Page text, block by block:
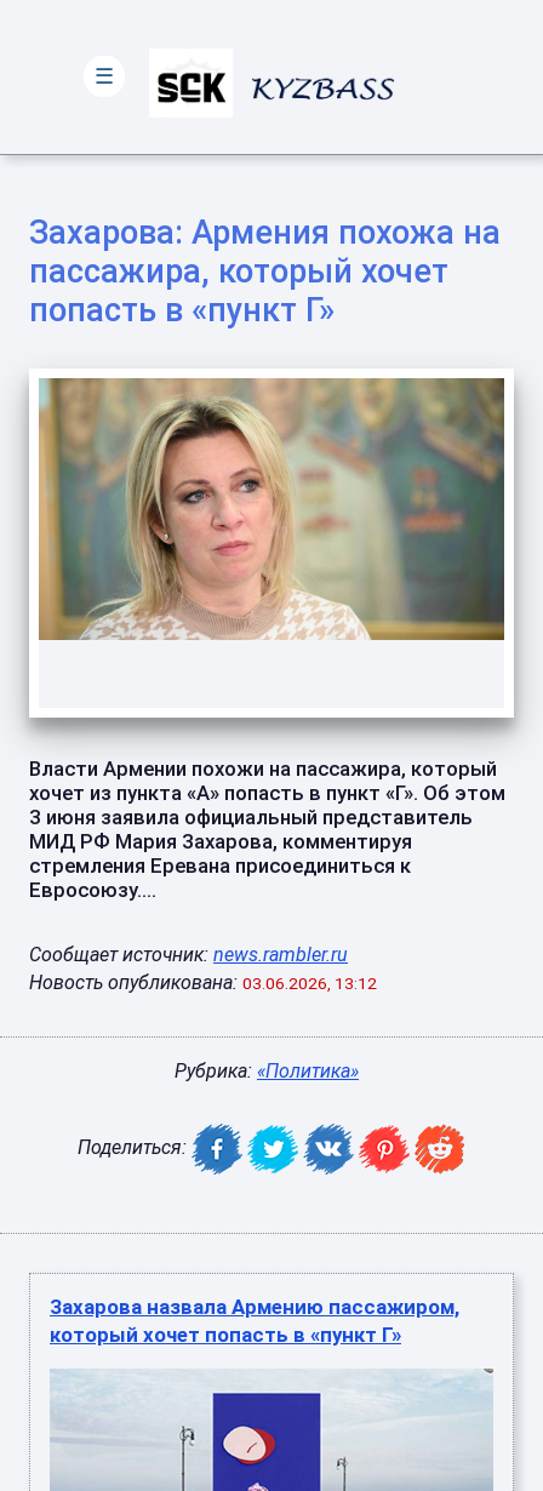
Захарова: Армения похожа на
пассажира, который хочет
попасть в «пункт Г»
Власти Армении похожи на пассажира, который
хочет из пункта «А» попасть в пункт «Г». Об этом
3 июня заявила официальный представитель
МИД РФ Мария Захарова, комментируя
стремления Еревана присоединиться к
Евросоюзу....
Сообщает источник: news.rambler.ru
Новость опубликована: 03.06.2026, 13:12
Рубрика: «Политика»
Поделиться:
Захарова назвала Армению пассажиром,
который хочет попасть в «пункт Г»
☰